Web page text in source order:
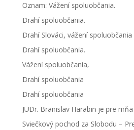
Oznam: Vážení spoluobčania.
Drahí spoluobčania.
Drahí Slováci, vážení spoluobčania
Drahí spoluobčania.
Vážení spoluobčania,
Drahí spoluobčania
Drahí spoluobčania
JUDr. Branislav Harabin je pre
Sviečkový pochod za Slobodu –